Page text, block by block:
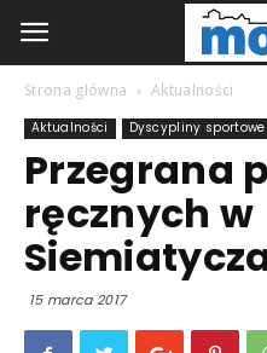
Strona główna Aktualności
Aktualności Dyscypliny sportowe
Przegrana
ręcznych w
15 marca 2017